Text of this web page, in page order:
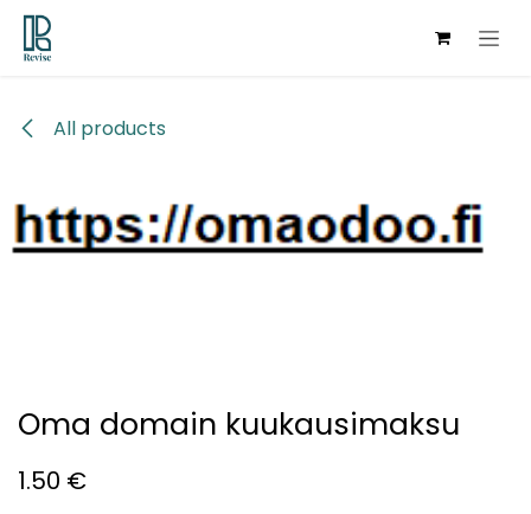
Skip to Content
All products
Oma domain kuukausimaksu
1.50 €